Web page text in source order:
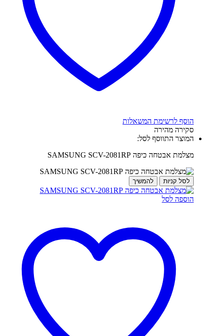
הוסף לרשימת המשאלות
סקירה מהירה
המוצר התווסף לסל:
מצלמת אבטחה כיפה SAMSUNG SCV-2081RP
לסל קניות להמשיך
הוספה לסל